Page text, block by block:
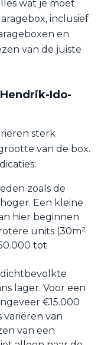
wat je moet
inclusief
en
van de juiste
Ido-
sterk
van de box.
zoals de
Een kleine
hier beginnen
units (30m²
tot
lager. Voor een
€15.000
van
van een